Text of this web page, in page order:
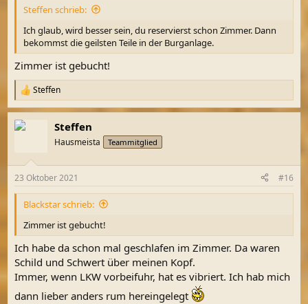
Steffen schrieb:
Ich glaub, wird besser sein, du reservierst schon Zimmer. Dann
bekommst die geilsten Teile in der Burganlage.
Zimmer ist gebucht!
R
e
a
k
e
n
Steffen
Steffen
Hausmeista Teammitglied
23 Oktober 2021 #16
Blackstar schrieb:
Zimmer ist gebucht!
Ich habe da schon mal geschlafen im Zimmer. Da waren
Schild und Schwert über meinen Kopf.
Immer, wenn LKW vorbeifuhr, hat es vibriert. Ich hab mich
dann lieber anders rum hereingelegt